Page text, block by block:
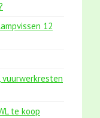
12
te koop